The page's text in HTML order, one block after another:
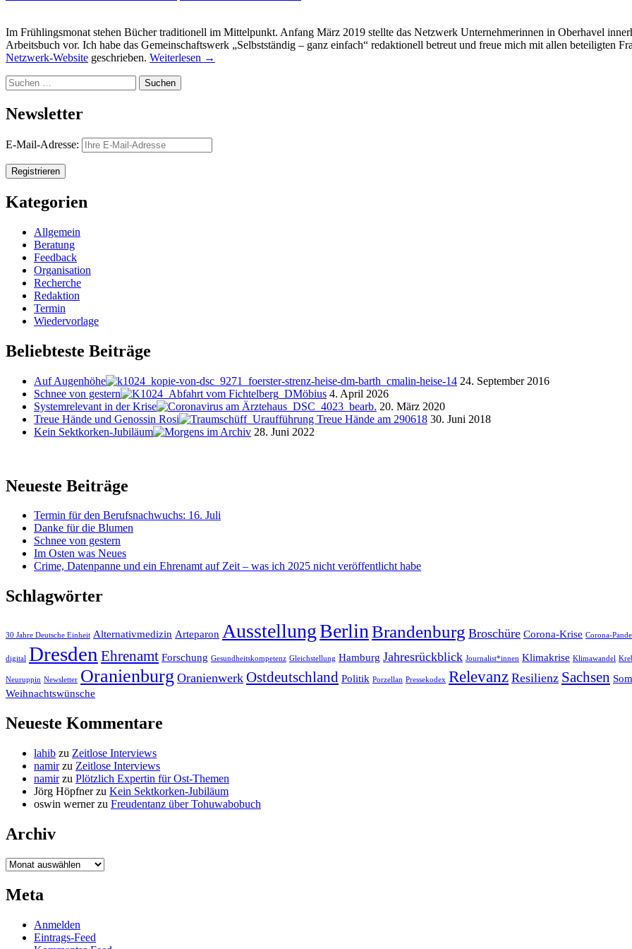
Im Frühlingsmonat stehen Bücher traditionell im Mittelpunkt. Anfang März 2019 stellte das Netzwerk Unternehmerinnen in Oberhavel
Arbeitsbuch vor. Ich habe das Gemeinschaftswerk „Selbstständig – ganz einfach“ redaktionell betreut und freue mich mit allen beteiligten
Netzwerk-Website geschrieben. Weiterlesen →
Suchen
nach:
Newsletter
E-Mail-Adresse:
Kategorien
Allgemein
Beratung
Feedback
Organisation
Recherche
Redaktion
Termin
Wiedervorlage
Beliebteste Beiträge
Auf Augenhöhe
24. September 2016
Schnee von gestern
4. April 2026
Systemrelevant in der Krise
20. März 2020
Treue Hände und Genossin Rosi
30. Juni 2018
Kein Sektkorken-Jubiläum
28. Juni 2022
Neueste Beiträge
Termin für den Berufsnachwuchs: 16. Juli
Danke für die Blumen
Schnee von gestern
Im Osten was Neues
Crime, Datenpanne und ein Ehrenamt auf Zeit – was ich 2025 nicht veröffentlicht habe
Schlagwörter
30 Jahre Deutsche Einheit Alternativmedizin Arteparon AusstellungBerlinBrandenburg Broschüre Corona-Krise Corona-
digital Dresden Ehrenamt Forschung Gesundheitskompetenz Gleichstellung Hamburg Jahresrückblick Journalist*innen Klimakrise Klimawandel
Neuruppin Newsletter Oranienburg Oranienwerk Ostdeutschland Politik Porzellan Pressekodex Relevanz Resilienz Sachsen
Weihnachtswünsche
Neueste Kommentare
lahib zu Zeitlose Interviews
namirzu Zeitlose Interviews
namirzu Plötzlich Expertin für Ost-Themen
Jörg Höpfnerzu Kein Sektkorken-Jubiläum
oswin wernerzu Freudentanz über Tohuwabobuch
Archiv
Archiv
Meta
Anmelden
Eintrags-Feed